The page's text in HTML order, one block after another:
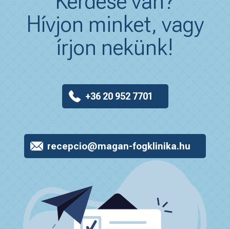
Hívjon minket, vagy
írjon nekünk!
+36 20 952 7701
recepcio@magan-fogklinika.hu